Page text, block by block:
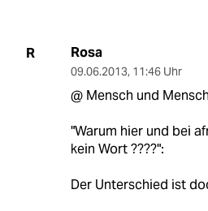
R Rosa
09.06.2013, 11:46 Uhr
@ Mensch und
"Warum hier und bei
kein Wort ????":
Der Unterschied ist